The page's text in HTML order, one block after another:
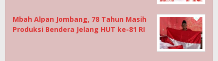
Mbah Alpan Jombang, 78 Tahun Masih
Produksi Bendera Jelang HUT ke-81 RI